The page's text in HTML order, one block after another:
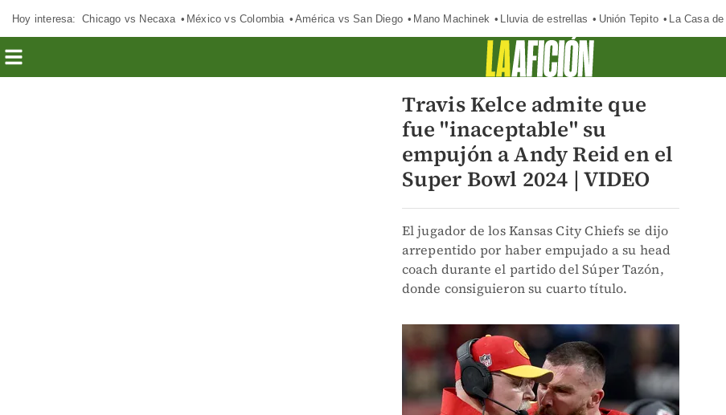
Hoy interesa: Chicago vs Necaxa México vs Colombia América vs San Diego Mano Machinek Lluvia de estrellas Unión Tepito La Casa
Travis Kelce admite que
fue "inaceptable" su
empujón a Andy Reid en el
Super Bowl 2024 | VIDEO
El jugador de los Kansas City Chiefs se dijo
arrepentido por haber empujado a su head
coach durante el partido del Súper Tazón,
donde consiguieron su cuarto título.